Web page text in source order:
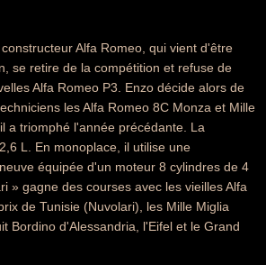
Alfa Romeo, qui vient d'être
se retire de la compétition et refuse de
Alfa Romeo P3. Enzo décide alors de
les Alfa Romeo 8C Monza et Mille
a triomphé l'année précédante. La
L. En monoplace, il utilise une
équipée d'un moteur 8 cylindres de 4
» gagne des courses avec les vieilles Alfa
de Tunisie (Nuvolari), les Mille Miglia
Bordino d'Alessandria, l'Eifel et le Grand